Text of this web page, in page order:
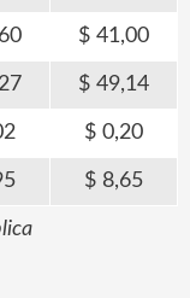
41,00
49,14
0,20
8,65